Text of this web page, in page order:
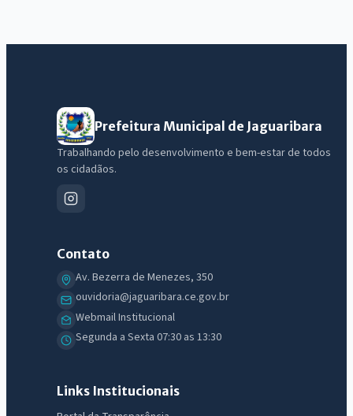
Prefeitura Municipal de Jaguaribara
Trabalhando pelo desenvolvimento e bem-estar de todos
os cidadãos.
Contato
Av. Bezerra de Menezes, 350
ouvidoria@jaguaribara.ce.gov.br
Webmail Institucional
Segunda a Sexta 07:30 as 13:30
Links Institucionais